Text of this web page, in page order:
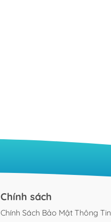
Chính sách
Chính Sách Bảo Mật Thông Tin